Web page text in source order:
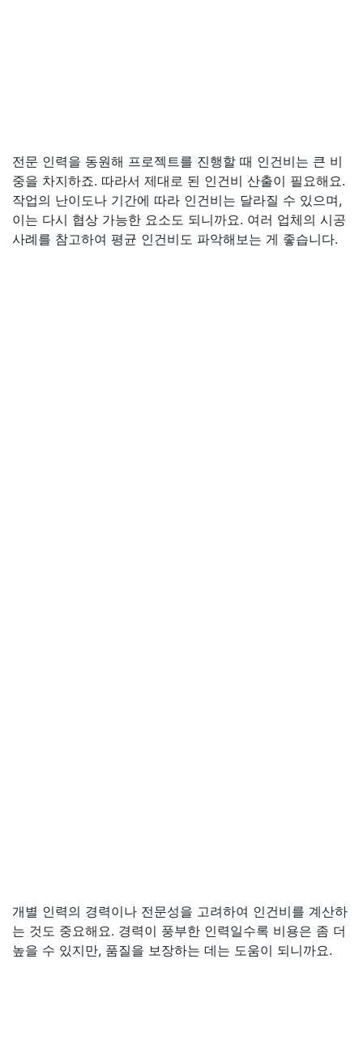
전문 인력을 동원해 프로젝트를 진행할 때 인건비는 큰 비
중을 차지하죠. 따라서 제대로 된 인건비 산출이 필요해요.
작업의 난이도나 기간에 따라 인건비는 달라질 수 있으며,
이는 다시 협상 가능한 요소도 되니까요. 여러 업체의 시공
사례를 참고하여 평균 인건비도 파악해보는 게 좋습니다.
개별 인력의 경력이나 전문성을 고려하여 인건비를 계산하
는 것도 중요해요. 경력이 풍부한 인력일수록 비용은 좀 더
높을 수 있지만, 품질을 보장하는 데는 도움이 되니까요.